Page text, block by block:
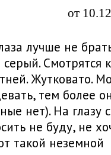
от
лучше не
Смотрятся
Жутковато.
тем более
нет). На глазу
не буду, не
такой неземной